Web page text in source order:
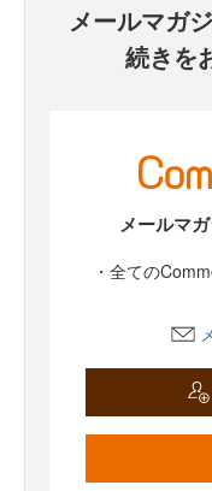
メールマガ
続きを
メールマ
・全ての